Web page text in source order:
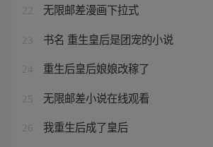
22 无限邮差漫画下拉式
23 书名 重生皇后是团宠的小说
24 重生后皇后娘娘改稼了
25 无限邮差小说在线观看
26 我重生后成了皇后